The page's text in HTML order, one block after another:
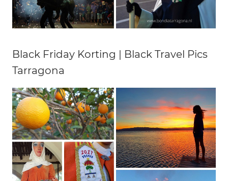
Black Friday Korting | Black Travel Pics
Tarragona